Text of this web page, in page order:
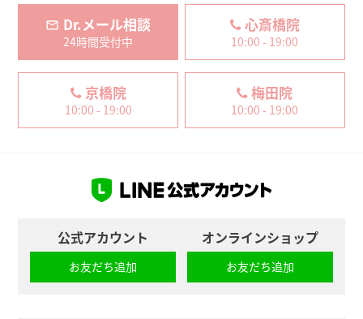
Dr.メール相談
24時間受付中
心斎橋院
10:00 - 19:00
京橋院
10:00 - 19:00
梅田院
10:00 - 19:00
公式アカウント
お友だち追加
オンラインショップ
お友だち追加